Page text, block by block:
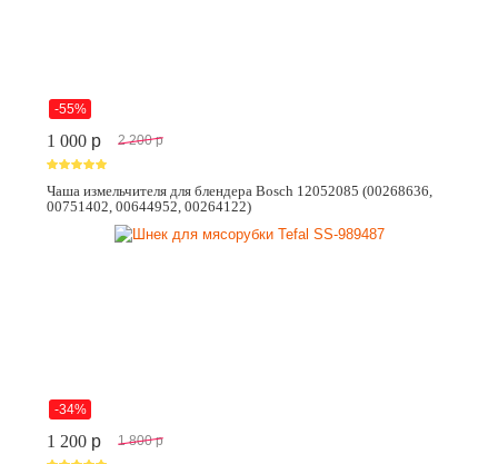
-55%
1 000 p 2 200 p
Чаша измельчителя для блендера Bosch 12052085 (00268636,
00751402, 00644952, 00264122)
-34%
1 200 p 1 800 p